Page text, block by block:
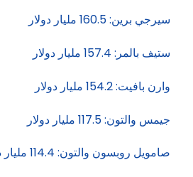
سيرجي برين: 160.5 مليار دولار
ستيف بالمر: 157.4 مليار دولار
وارن بافيت: 154.2 مليار دولار
جيمس والتون: 117.5 مليار دولار
صامويل روبسون والتون: 114.4 مليار دولار